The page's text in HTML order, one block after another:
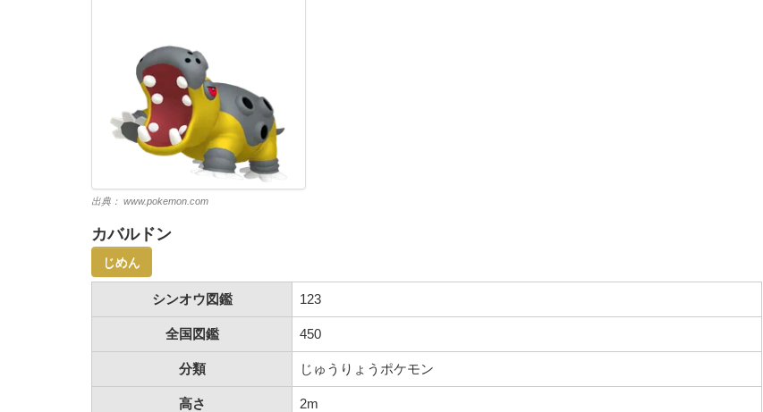
出典： www.pokemon.com
カバルドン
じめん
シンオウ図鑑 123
全国図鑑 450
分類 じゅうりょうポケモン
高さ 2m